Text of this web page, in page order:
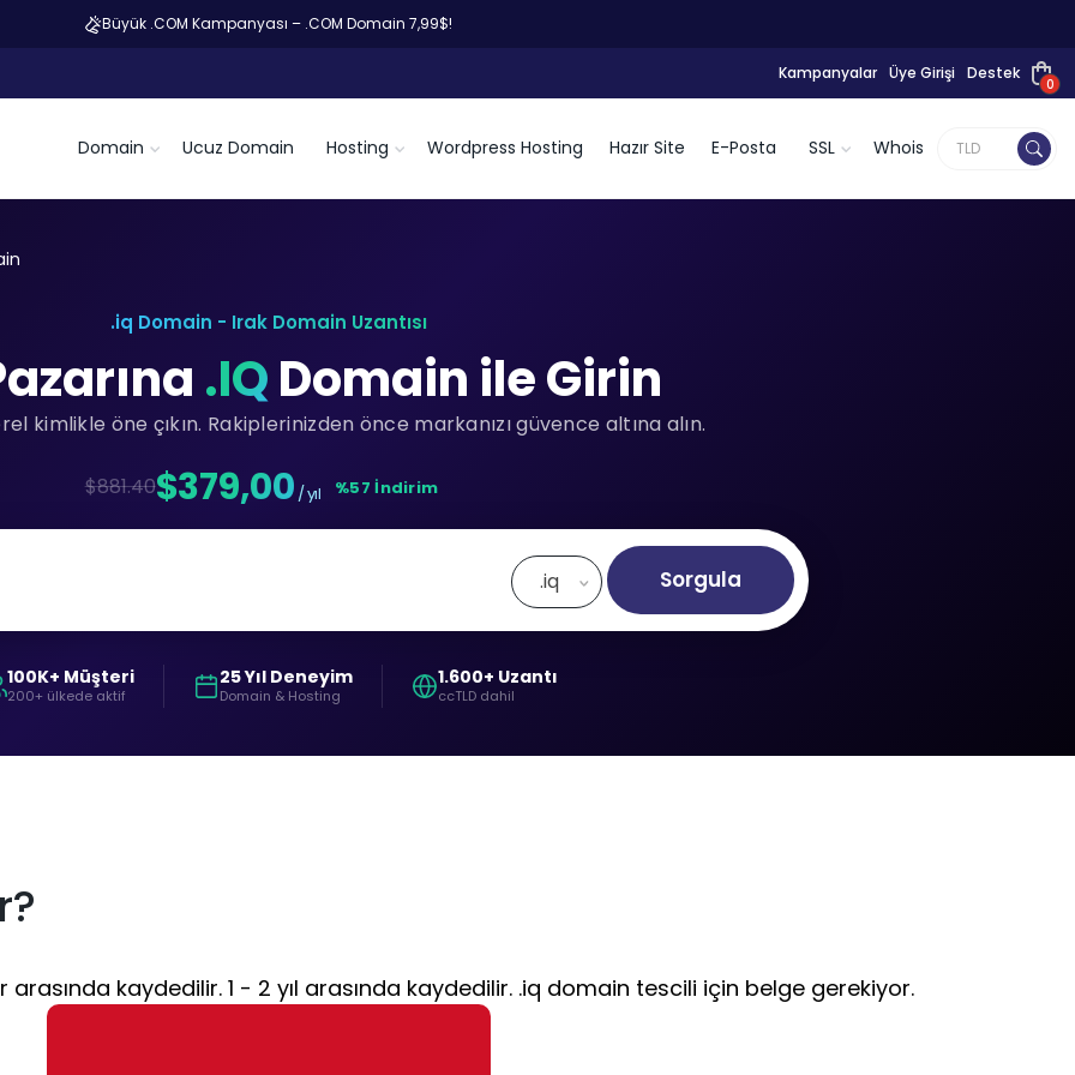
Büyük .COM Kampanyası – .COM Domain 7,99$!
Kampanyalar Üye Girişi Destek
0
Domain Ucuz Domain Hosting Wordpress Hosting Hazır Site E-Posta SSL Whois
.iq Domain - Irak Domain Uzantısı
.IQDomain ile Girin
kimlikle öne çıkın. Rakiplerinizden önce markanızı güvence altına alın.
$881.40$379,00 / yıl %57 İndirim
.iq Sorgula
100K+ Müşteri
200+ ülkede aktif
25 Yıl Deneyim
Domain & Hosting
1.600+ Uzantı
ccTLD dahil
kaydedilir. 1 - 2 yıl arasında kaydedilir. .iq domain tescili için belge gerekiyor.